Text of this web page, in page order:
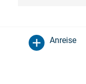
Anreise